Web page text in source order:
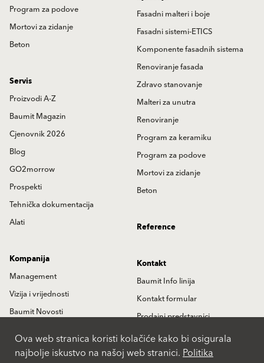
Program za podove
Mortovi za zidanje
Beton
Fasadni malteri i boje
Fasadni sistemi-ETICS
Komponente fasadnih sistema
Renoviranje fasada
Zdravo stanovanje
Malteri za unutra
Renoviranje
Program za keramiku
Program za podove
Mortovi za zidanje
Beton
Servis
Proizvodi A-Z
Baumit Magazin
Cjenovnik 2026
Blog
GO2morrow
Prospekti
Tehnička dokumentacija
Alati
Reference
Kompanija
Management
Vizija i vrijednosti
Baumit Novosti
Kontakt
Baumit Info linija
Kontakt formular
Prodajni predstavnici
Partneri
Lokacije
Ova web stranica koristi kolačiće kako bi osigurala
najbolje iskustvo na našoj web stranici.Politika